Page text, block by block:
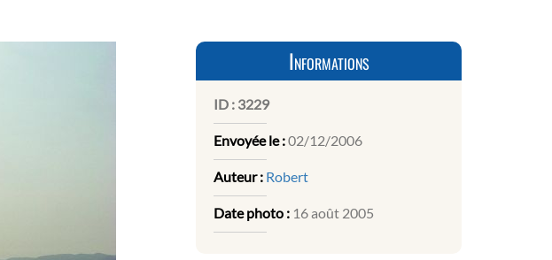
Informations
ID : 3229
Envoyée le :02/12/2006
Auteur : Robert
Date photo : 16 août 2005